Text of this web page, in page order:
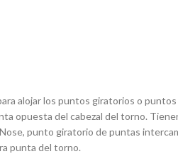
alojar los puntos giratorios o puntos
opuesta del cabezal del torno.
punto giratorio de puntas
punta del torno.